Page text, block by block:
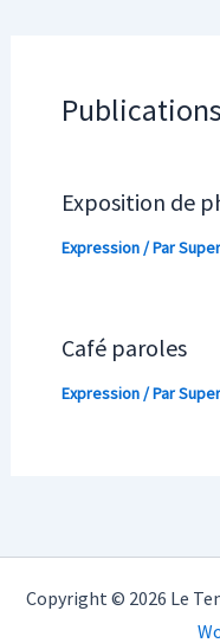
Exposition de
Expression/ Par
Café paroles
Expression/ Par
Copyright © 2026 Le